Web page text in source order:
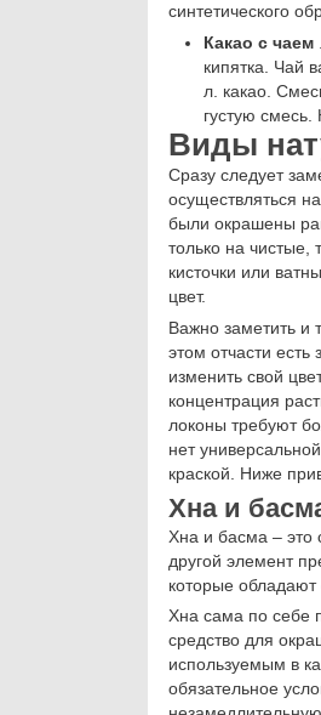
синтетического
Какао с чаем
кипятка. Чай
л. какао.
густую
Виды
Сразу следует
осуществляться
были окрашены
только на чистые,
кисточки или
цвет.
Важно заметить и
этом отчасти
изменить свой
концентрация
локоны требуют
нет
краской. Ниже
Хна и
Хна и басма – это
другой элемент
которые
Хна сама по себе
средство для
используемым в
обязательное